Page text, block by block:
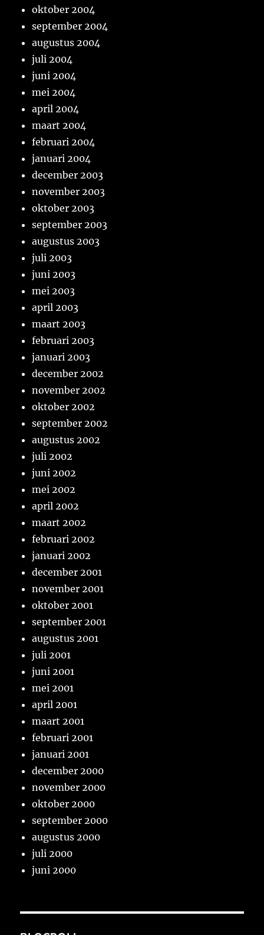
oktober 2004
september 2004
augustus 2004
juli 2004
juni 2004
mei 2004
april 2004
maart 2004
februari 2004
januari 2004
december 2003
november 2003
oktober 2003
september 2003
augustus 2003
juli 2003
juni 2003
mei 2003
april 2003
maart 2003
februari 2003
januari 2003
december 2002
november 2002
oktober 2002
september 2002
augustus 2002
juli 2002
juni 2002
mei 2002
april 2002
maart 2002
februari 2002
januari 2002
december 2001
november 2001
oktober 2001
september 2001
augustus 2001
juli 2001
juni 2001
mei 2001
april 2001
maart 2001
februari 2001
januari 2001
december 2000
november 2000
oktober 2000
september 2000
augustus 2000
juli 2000
juni 2000